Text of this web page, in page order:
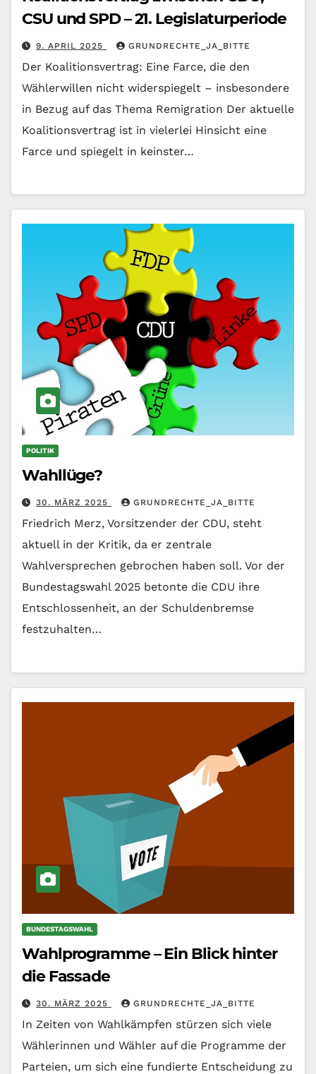
CSU und SPD – 21. Legislaturperiode
9. APRIL 2025 GRUNDRECHTE_JA_BITTE
Der Koalitionsvertrag: Eine Farce, die den
Wählerwillen nicht widerspiegelt – insbesondere
in Bezug auf das Thema Remigration Der aktuelle
Koalitionsvertrag ist in vielerlei Hinsicht eine
Farce und spiegelt in keinster…
POLITIK
Wahllüge?
30. MÄRZ 2025 GRUNDRECHTE_JA_BITTE
Friedrich Merz, Vorsitzender der CDU, steht
aktuell in der Kritik, da er zentrale
Wahlversprechen gebrochen haben soll. Vor der
Bundestagswahl 2025 betonte die CDU ihre
Entschlossenheit, an der Schuldenbremse
festzuhalten…
BUNDESTAGSWAHL
Wahlprogramme – Ein Blick hinter
die Fassade
30. MÄRZ 2025 GRUNDRECHTE_JA_BITTE
In Zeiten von Wahlkämpfen stürzen sich viele
Wählerinnen und Wähler auf die Programme der
Parteien, um sich eine fundierte Entscheidung zu